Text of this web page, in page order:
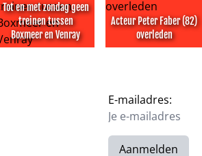
Tot en met zondag geen
treinen tussen
Boxmeer en Venray
Acteur Peter Faber (82)
overleden
E-mailadres:
Aanmelden